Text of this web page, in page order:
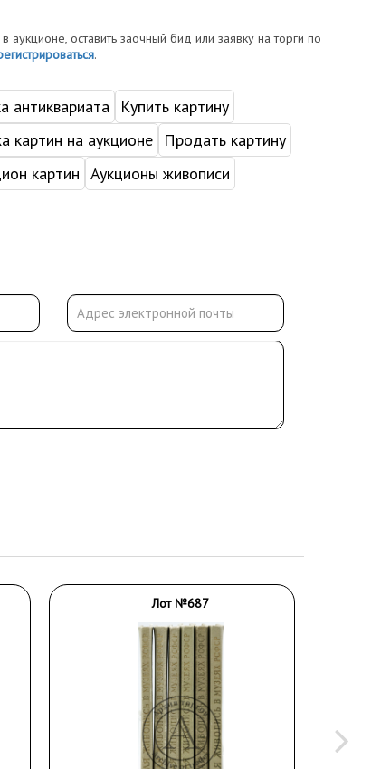
аукционе, оставить заочный бид или заявку на торги по
.
антиквариата
Купить картину
картин на аукционе
Продать картину
картин Аукционы живописи
Лот №687